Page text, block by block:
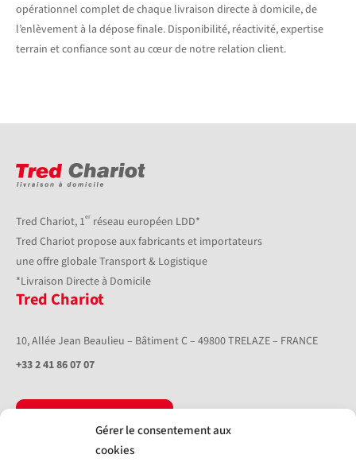
Gérer le consentement aux
cookies
opérationnel complet de chaque livraison directe à domicile, de
l’enlèvement à la dépose finale. Disponibilité, réactivité, expertise
terrain et confiance sont au cœur de notre relation client.
Tred Chariot, 1er réseau européen LDD*
Tred Chariot propose aux fabricants et importateurs
une offre globale Transport & Logistique
*Livraison Directe à Domicile
Tred Chariot
10, Allée Jean Beaulieu – Bâtiment C – 49800 TRELAZE – FRANCE
+33 2 41 86 07 07
Nous contacter
Livraison directe à domicile